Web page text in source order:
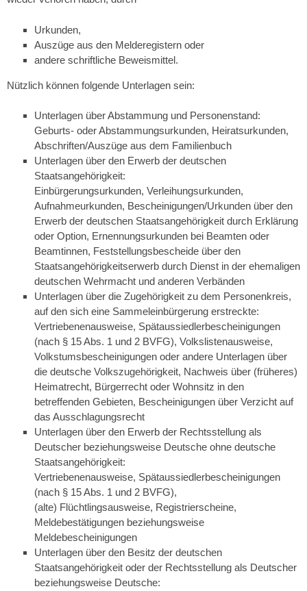
Urkunden,
Auszüge aus den Melderegistern oder
andere schriftliche Beweismittel.
Nützlich können folgende Unterlagen sein:
Unterlagen über Abstammung und Personenstand:
Geburts- oder Abstammungsurkunden, Heiratsurkunden,
Abschriften/Auszüge aus dem Familienbuch
Unterlagen über den Erwerb der deutschen
Staatsangehörigkeit:
Einbürgerungsurkunden, Verleihungsurkunden,
Aufnahmeurkunden, Bescheinigungen/Urkunden über den
Erwerb der deutschen Staatsangehörigkeit durch Erklärung
oder Option, Ernennungsurkunden bei Beamten oder
Beamtinnen, Feststellungsbescheide über den
Staatsangehörigkeitserwerb durch Dienst in der ehemaligen
deutschen Wehrmacht und anderen Verbänden
Unterlagen über die Zugehörigkeit zu dem Personenkreis,
auf den sich eine Sammeleinbürgerung erstreckte:
Vertriebenenausweise, Spätaussiedlerbescheinigungen
(nach § 15 Abs. 1 und 2 BVFG), Volkslistenausweise,
Volkstumsbescheinigungen oder andere Unterlagen über
die deutsche Volkszugehörigkeit, Nachweis über (früheres)
Heimatrecht, Bürgerrecht oder Wohnsitz in den
betreffenden Gebieten, Bescheinigungen über Verzicht auf
das Ausschlagungsrecht
Unterlagen über den Erwerb der Rechtsstellung als
Deutscher beziehungsweise Deutsche ohne deutsche
Staatsangehörigkeit:
Vertriebenenausweise, Spätaussiedlerbescheinigungen
(nach § 15 Abs. 1 und 2 BVFG),
(alte) Flüchtlingsausweise, Registrierscheine,
Meldebestätigungen beziehungsweise
Meldebescheinigungen
Unterlagen über den Besitz der deutschen
Staatsangehörigkeit oder der Rechtsstellung als Deutscher
beziehungsweise Deutsche: